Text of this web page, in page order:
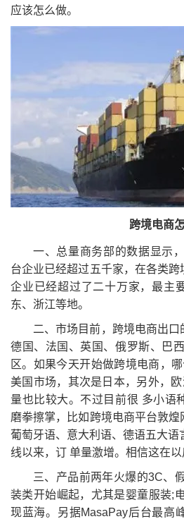
应该怎么做。
跨境电商
一、总量商务部的数据显示
台企业已经超过五千家，在各类
企业已经超过了二十万家，最主
东、浙江等地。
二、市场目前，跨境电商出口
德国、法国、英国、俄罗斯、巴
区。如果今天开始做跨境电商，
美国市场，其次是日本，另外，
量也比较大。不过目前很 多小语
磨拳擦掌，比如跨境电商平台敦煌
葡萄牙语、意大利语、德语五大语
线以来，订 单量激增。相信这在以
三、产品前两年火爆的3C、
装类开始崛起，尤其是婴童服装;
现蓝海。另据MasaPay后台最高